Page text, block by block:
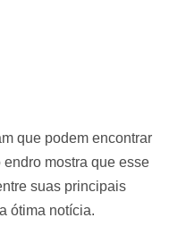
que podem encontrar
mostra que esse
suas principais
ótima notícia.